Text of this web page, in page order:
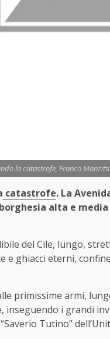
la catastrofe, Franco
catastrofe. La
alta e
del Cile, lungo,
e ghiacci eterni,
primissime armi,
inseguendo i grandi
Tutino”